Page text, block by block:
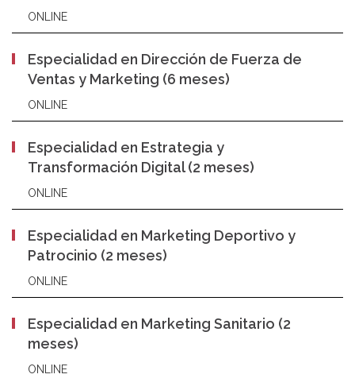
ONLINE
Especialidad en Dirección de Fuerza de
Ventas y Marketing (6 meses)
ONLINE
Especialidad en Estrategia y
Transformación Digital (2 meses)
ONLINE
Especialidad en Marketing Deportivo y
Patrocinio (2 meses)
ONLINE
Especialidad en Marketing Sanitario (2
meses)
ONLINE